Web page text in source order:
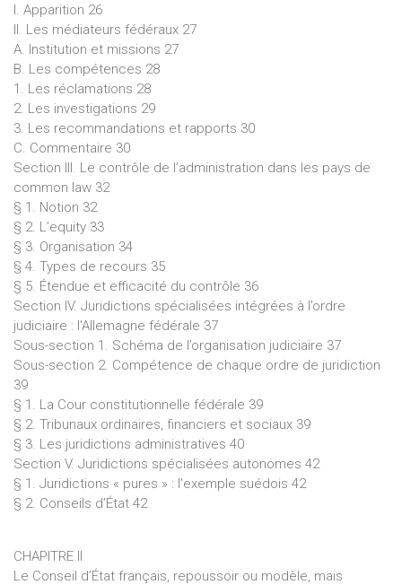
I. Apparition 26
II. Les médiateurs fédéraux 27
A. Institution et missions 27
B. Les compétences 28
1. Les réclamations 28
2. Les investigations 29
3. Les recommandations et rapports 30
C. Commentaire 30
Section III. Le contrôle de l’administration dans les pays de
common law 32
§ 1. Notion 32
§ 2. L’equity 33
§ 3. Organisation 34
§ 4. Types de recours 35
§ 5. Étendue et efficacité du contrôle 36
Section IV. Juridictions spécialisées intégrées à l’ordre
judiciaire : l’Allemagne fédérale 37
Sous-section 1. Schéma de l’organisation judiciaire 37
Sous-section 2. Compétence de chaque ordre de juridiction
39
§ 1. La Cour constitutionnelle fédérale 39
§ 2. Tribunaux ordinaires, financiers et sociaux 39
§ 3. Les juridictions administratives 40
Section V. Juridictions spécialisées autonomes 42
§ 1. Juridictions « pures » : l’exemple suédois 42
§ 2. Conseils d’État 42
CHAPITRE II
Le Conseil d’État français, repoussoir ou modèle, mais